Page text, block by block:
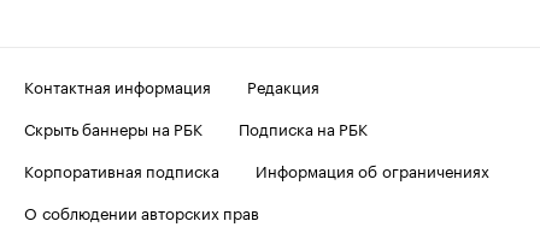
Контактная информация
Редакция
Скрыть баннеры на РБК
Подписка на РБК
Корпоративная подписка
Информация об ограничениях
О соблюдении авторских прав